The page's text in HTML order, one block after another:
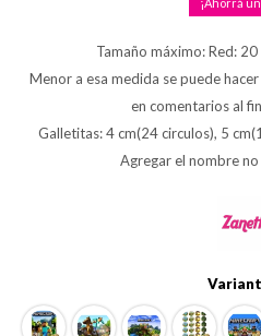
Tamaño máximo: Red:
Menor a esa medida se puede
en comentarios al
Galletitas: 4 cm(24 circulos), 5
Agregar el nombre